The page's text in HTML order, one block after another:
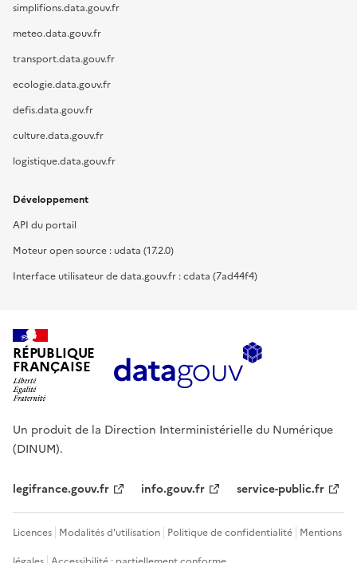
simplifions.data.gouv.fr
meteo.data.gouv.fr
transport.data.gouv.fr
ecologie.data.gouv.fr
defis.data.gouv.fr
culture.data.gouv.fr
logistique.data.gouv.fr
Développement
API du portail
Moteur open source : udata (17.2.0)
Interface utilisateur de data.gouv.fr : cdata (7ad44f4)
RÉPUBLIQUE
FRANÇAISE
Un produit de la Direction Interministérielle du Numérique
(DINUM).
legifrance.gouv.fr info.gouv.fr service-public.fr
Licences Modalités d'utilisation Politique de confidentialité Mentions